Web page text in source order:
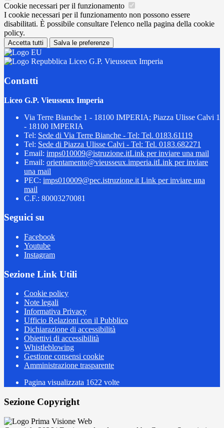
Cookie necessari per il funzionamento
I cookie necessari per il funzionamento non possono essere
disabilitati. È possibile consultare l'elenco nella pagina della cookie
policy.
Accetta tutti Salva le preferenze
Liceo G.P. Vieusseux Imperia
Contatti
Liceo G.P. Vieusseux Imperia
Via Terre Bianche 1 - 18100 IMPERIA; Piazza Ulisse Calvi 1
- 18100 IMPERIA
Tel: Sede di Via Terre Bianche - Tel: Tel. 0183.61119
Tel: Sede di Piazza Ulisse Calvi - Tel: Tel. 0183.682271
Email: imps010009@istruzione.itLink per inviare una mail
Email: orientamento@vieusseux.imperia.itLink per inviare
una mail
PEC: imps010009@pec.istruzione.it Link per inviare una
mail
C.F.: 80003270081
Seguici su
Facebook
Youtube
Instagram
Sezione Link Utili
Cookie policy
Note legali
Informativa Privacy
Ufficio Relazioni con il Pubblico
Dichiarazione di accessibilità
Obiettivi di accessibilità
Whistleblowing
Gestione consensi cookie
Amministrazione trasparente
Pagina visualizzata 1622 volte
Sezione Copyright